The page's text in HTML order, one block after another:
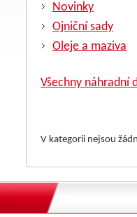
Novinky
Ojniční sady
Oleje a maziva
Všechny náhradní
V kategorii nejsou